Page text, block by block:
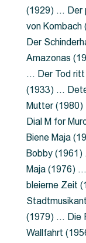
(1929) … Der
von
Der
Amazonas
… Der Tod ritt
(1933) …
Mutter
Dial M for
Biene Maja
Bobby
Maja (1976)
bleierne Zeit
(1979) … Die
Wallfahrt